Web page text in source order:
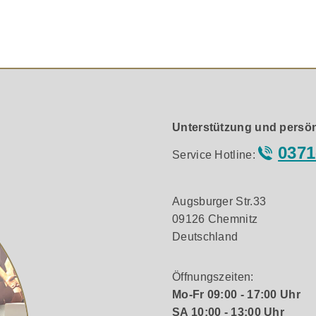
klassischen A-T-Plattenspielermodellen der 1960er und
die Performance seines erfolgreichen Vorgängers noch
Gain-Schalter zur Umschaltung zwischen Moving-
Unterstützung und
Service Hotline:
Augsburger Str.33
09126 Chemnitz
Deutschland
Öffnungszeiten:
Mo-Fr 09:00 - 17:00 Uhr
SA 10:00 - 13:00 Uhr